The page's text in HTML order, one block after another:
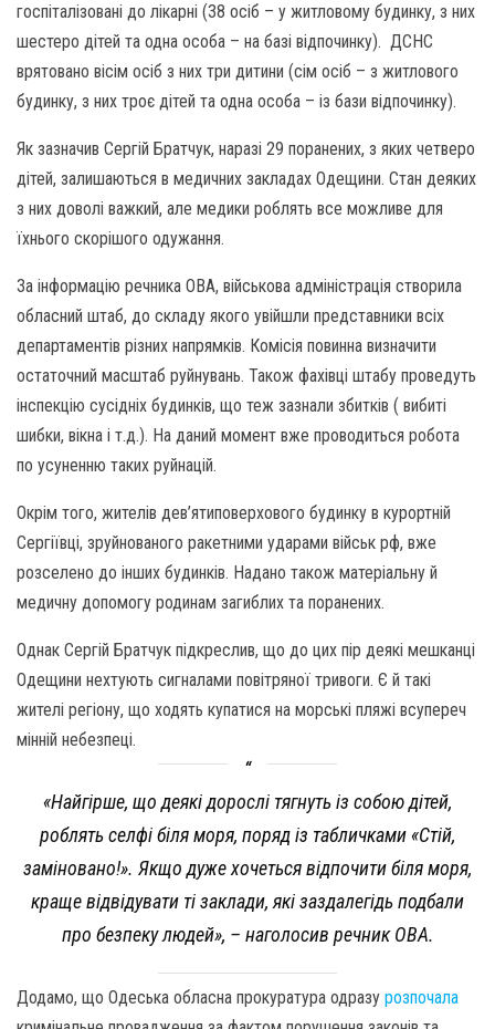
госпіталізовані до лікарні (38 осіб – у житловому будинку, з них
шестеро дітей та одна особа – на базі відпочинку). ДСНС
врятовано вісім осіб з них три дитини (сім осіб – з житлового
будинку, з них троє дітей та одна особа – із бази відпочинку).
Як зазначив Сергій Братчук, наразі 29 поранених, з яких четверо
дітей, залишаються в медичних закладах Одещини. Стан деяких
з них доволі важкий, але медики роблять все можливе для
їхнього скорішого одужання.
За інформацію речника ОВА, військова адміністрація створила
обласний штаб, до складу якого увійшли представники всіх
департаментів різних напрямків. Комісія повинна визначити
остаточний масштаб руйнувань. Також фахівці штабу проведуть
інспекцію сусідніх будинків, що теж зазнали збитків ( вибиті
шибки, вікна і т.д.). На даний момент вже проводиться робота
по усуненню таких руйнацій.
Окрім того, жителів дев’ятиповерхового будинку в курортній
Сергіївці, зруйнованого ракетними ударами військ рф, вже
розселено до інших будинків. Надано також матеріальну й
медичну допомогу родинам загиблих та поранених.
Однак Сергій Братчук підкреслив, що до цих пір деякі мешканці
Одещини нехтують сигналами повітряної тривоги. Є й такі
жителі регіону, що ходять купатися на морські пляжі всупереч
мінній небезпеці.
«Найгірше, що деякі дорослі тягнуть із собою дітей,
роблять селфі біля моря, поряд із табличками «Стій,
заміновано!». Якщо дуже хочеться відпочити біля моря,
краще відвідувати ті заклади, які заздалегідь подбали
про безпеку людей», – наголосив речник ОВА.
Додамо, що Одеська обласна прокуратура одразу розпочала